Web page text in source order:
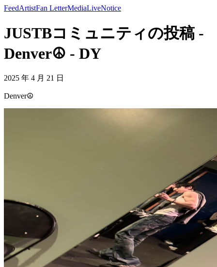
FeedArtistFan LetterMediaLiveNotice
JUSTBコミュニティの投稿 -
Denver☮️ - DY
2025 年 4 月 21 日
Denver☮️